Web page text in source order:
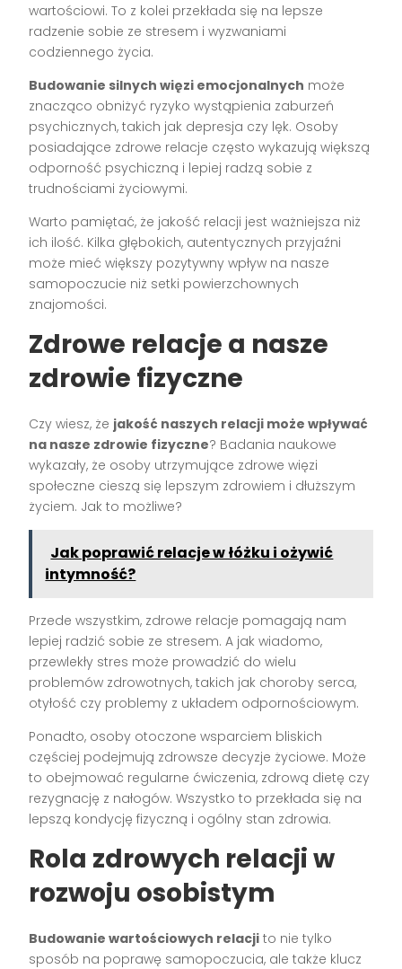
wartościowi. To z kolei przekłada się na lepsze
radzenie sobie ze stresem i wyzwaniami
codziennego życia.
Budowanie silnych więzi emocjonalnych może
znacząco obniżyć ryzyko wystąpienia zaburzeń
psychicznych, takich jak depresja czy lęk. Osoby
posiadające zdrowe relacje często wykazują większą
odporność psychiczną i lepiej radzą sobie z
trudnościami życiowymi.
Warto pamiętać, że jakość relacji jest ważniejsza niż
ich ilość. Kilka głębokich, autentycznych przyjaźni
może mieć większy pozytywny wpływ na nasze
samopoczucie niż setki powierzchownych
znajomości.
Zdrowe relacje a nasze
zdrowie fizyczne
Czy wiesz, że jakość naszych relacji może wpływać
na nasze zdrowie fizyczne? Badania naukowe
wykazały, że osoby utrzymujące zdrowe więzi
społeczne cieszą się lepszym zdrowiem i dłuższym
życiem. Jak to możliwe?
Jak poprawić relacje w łóżku i ożywić
intymność?
Przede wszystkim, zdrowe relacje pomagają nam
lepiej radzić sobie ze stresem. A jak wiadomo,
przewlekły stres może prowadzić do wielu
problemów zdrowotnych, takich jak choroby serca,
otyłość czy problemy z układem odpornościowym.
Ponadto, osoby otoczone wsparciem bliskich
częściej podejmują zdrowsze decyzje życiowe. Może
to obejmować regularne ćwiczenia, zdrową dietę czy
rezygnację z nałogów. Wszystko to przekłada się na
lepszą kondycję fizyczną i ogólny stan zdrowia.
Rola zdrowych relacji w
rozwoju osobistym
Budowanie wartościowych relacji to nie tylko
sposób na poprawę samopoczucia, ale także klucz